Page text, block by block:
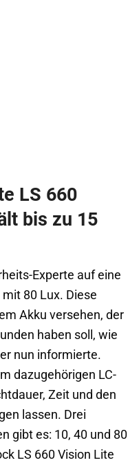
LS 660
bis zu 15
Experte auf eine
80 Lux. Diese
Akku versehen, der
haben soll, wie
nun informierte.
dazugehörigen LC-
Zeit und den
lassen. Drei
gibt es: 10, 40 und 80
LS 660 Vision Lite